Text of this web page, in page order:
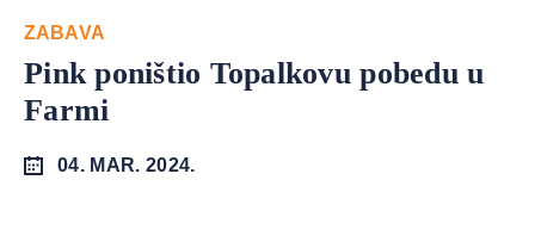
ZABAVA
Pink poništio Topalkovu pobedu u
Farmi
04. MAR. 2024.